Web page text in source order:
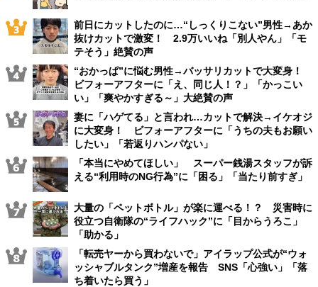
前日にカットしたのに…“しっくりこない”男性→あか
抜けカットで激変！ 2.9万いいね「別人やん」「モ
テそう」絶賛の声
“おかっぱ”に悩む男性→バッサリカットで大変身！
ビフォーアフターに「え、同じ人！？」「かっこい
い」「爽やかすぎる～」大絶賛の声
妻に「ハゲてる」と言われ…カットで解決→イケオジ
に大変身！ ビフォーアフターに「うちの夫もお願い
したい」「若返りハンパない」
「本当にやめてほしい」 スーパー銭湯スタッフが訴
える“利用時のNG行為”に「困る」「当たり前すぎ」
大量の「ペットボトル」が楽に運べる！？ 災害時に
役立つ自衛隊の“ライフハック”に「目からうろこ」
「助かる」
「転売ヤーから買わないで」アイラップ公式が“ウォ
ッシャブルタンク”増産を報告 SNS「心強い」「落
ち着いたら買う」